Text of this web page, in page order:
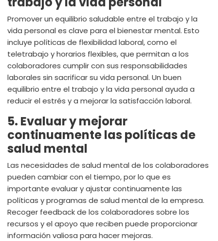
Promover un equilibrio saludable entre el trabajo y la
vida personal es clave para el bienestar mental. Esto
incluye políticas de flexibilidad laboral, como el
teletrabajo y horarios flexibles, que permitan a los
colaboradores cumplir con sus responsabilidades
laborales sin sacrificar su vida personal. Un buen
equilibrio entre el trabajo y la vida personal ayuda a
reducir el estrés y a mejorar la satisfacción laboral.
5. Evaluar y mejorar
continuamente las políticas de
salud mental
Las necesidades de salud mental de los colaboradores
pueden cambiar con el tiempo, por lo que es
importante evaluar y ajustar continuamente las
políticas y programas de salud mental de la empresa.
Recoger feedback de los colaboradores sobre los
recursos y el apoyo que reciben puede proporcionar
información valiosa para hacer mejoras.